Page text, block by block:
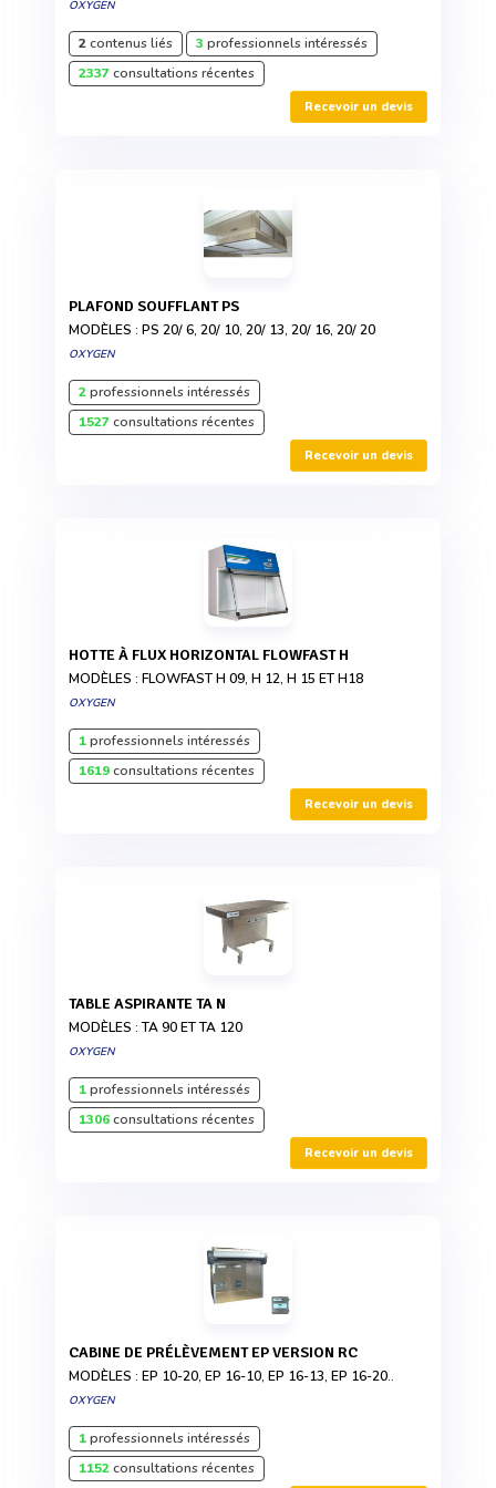
OXYGEN
2contenus liés 3 professionnels intéressés
2337consultations récentes
Recevoir un devis
PLAFOND SOUFFLANT PS
MODÈLES : PS 20/ 6, 20/ 10, 20/ 13, 20/ 16, 20/ 20
OXYGEN
2professionnels intéressés
1527consultations récentes
Recevoir un devis
HOTTE À FLUX HORIZONTAL FLOWFAST H
MODÈLES : FLOWFAST H 09, H 12, H 15 ET H18
OXYGEN
1professionnels intéressés
1619consultations récentes
Recevoir un devis
TABLE ASPIRANTE TA N
MODÈLES : TA 90 ET TA 120
OXYGEN
1professionnels intéressés
1306consultations récentes
Recevoir un devis
CABINE DE PRÉLÈVEMENT EP VERSION RC
MODÈLES : EP 10-20, EP 16-10, EP 16-13, EP 16-20..
OXYGEN
1professionnels intéressés
1152consultations récentes